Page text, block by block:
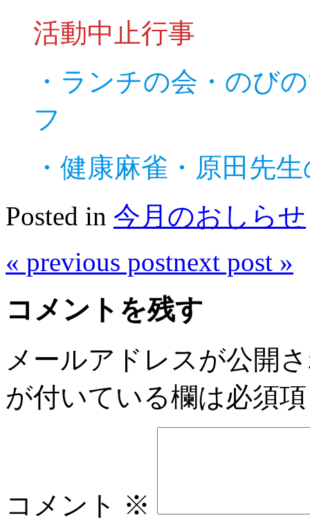
活動中止行事
・ランチの会・のび
フ
・健康麻雀・原田先
Posted in 今月のおしらせ
« previous postnext post »
コメントを残す
メールアドレスが公開
が付いている欄は必須
コメント ※